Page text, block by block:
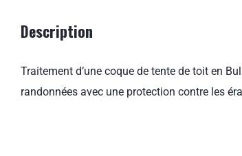
Description
Traitement d’une coque de tente de toit en
randonnées avec une protection contre les